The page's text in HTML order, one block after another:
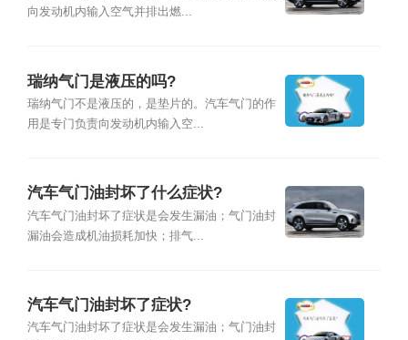
向发动机内输入空气并排出燃...
瑞纳气门是液压的吗?
瑞纳气门不是液压的，是垫片的。汽车气门的作
用是专门负责向发动机内输入空...
汽车气门油封坏了什么症状?
汽车气门油封坏了症状是会发生漏油；气门油封
漏油会造成机油损耗加快；排气...
汽车气门油封坏了症状?
汽车气门油封坏了症状是会发生漏油；气门油封